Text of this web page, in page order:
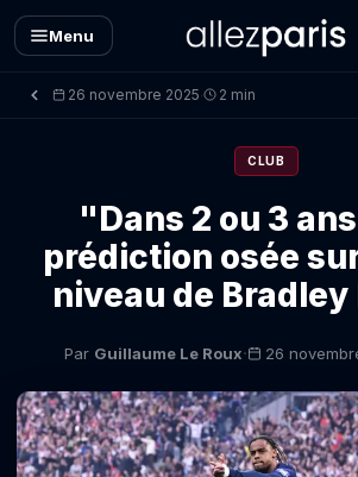
Menu
26 novembre 2025· 2 min
CLUB
"Dans 2 ou 3
prédiction osée
niveau de Bradley
Par Guillaume Le Roux· 26